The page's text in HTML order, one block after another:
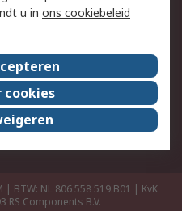
Over ons
Werken bij RS
| BTW: NL 806 558 519.B01 | KvK
RS Components B.V.
u in ons cookiebeleid
cookies